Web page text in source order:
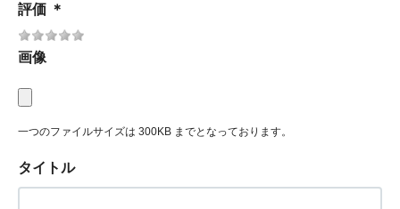
評価 ＊
画像
一つのファイルサイズは 300KB までとなっております。
タイトル